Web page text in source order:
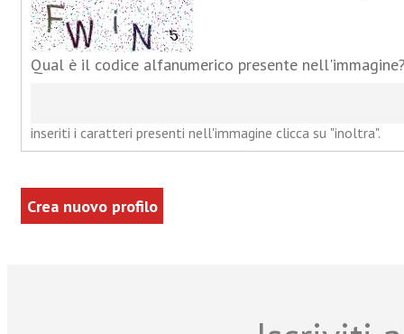
Qual è il codice alfanumerico presente
inseriti i caratteri presenti nell'immagine clicca su "inoltra".